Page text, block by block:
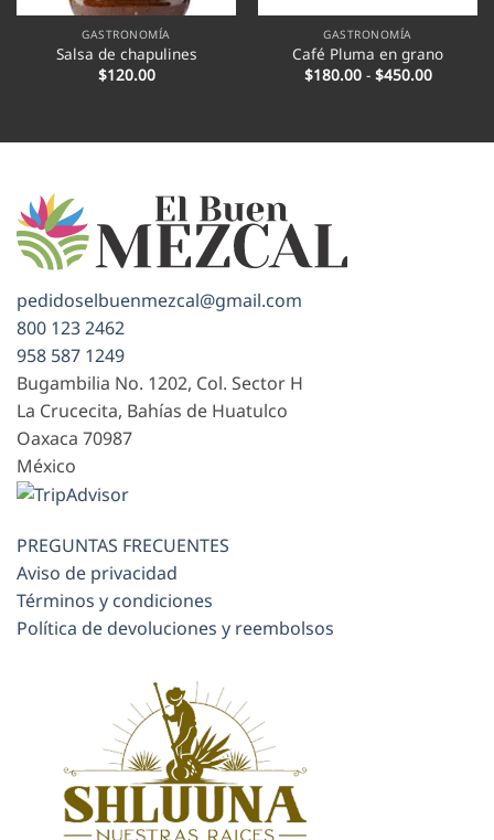
GASTRONOMÍA
Salsa de chapulines
$120.00
GASTRONOMÍA
Café Pluma en grano
$180.00 - $450.00Rango
de
hasta
pedidoselbuenmezcal@gmail.com
800 123 2462
958 587 1249
Bugambilia No. 1202, Col. Sector H
La Crucecita, Bahías de Huatulco
Oaxaca 70987
México
PREGUNTAS FRECUENTES
Aviso de privacidad
Términos y condiciones
Política de devoluciones y reembolsos